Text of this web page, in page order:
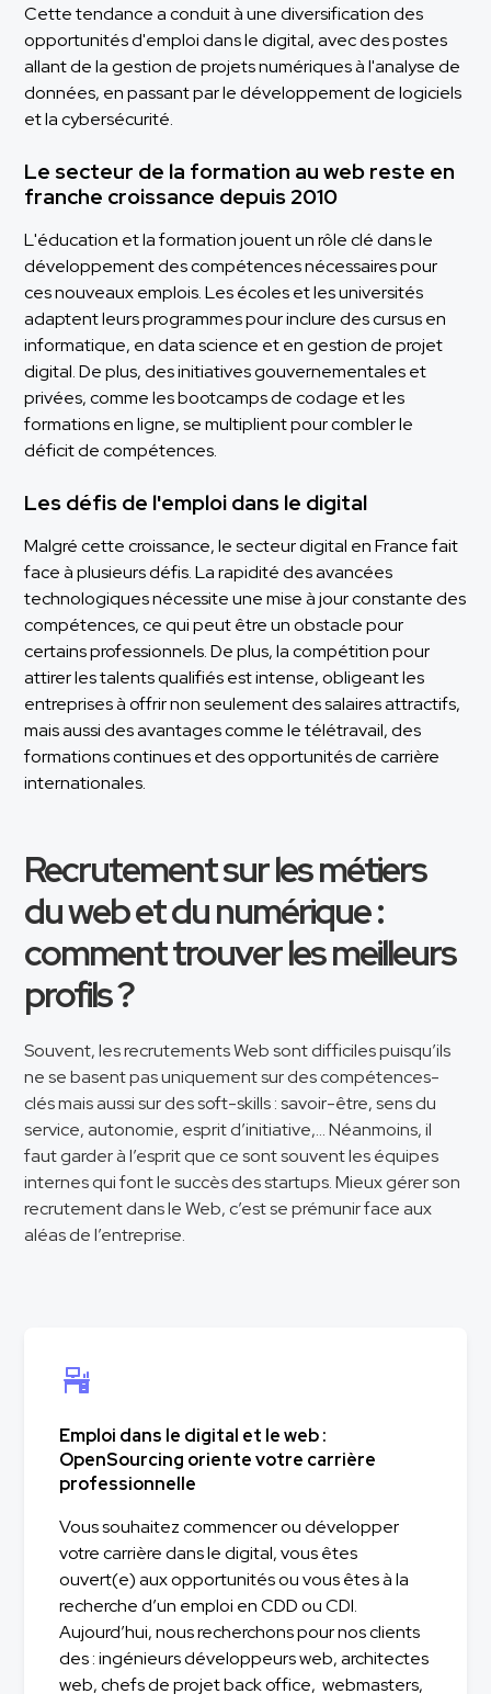
Cette tendance a conduit à une diversification des
opportunités d'emploi dans le digital, avec des postes
allant de la gestion de projets numériques à l'analyse de
données, en passant par le développement de logiciels
et la cybersécurité.
Le secteur de la formation au web reste en
franche croissance depuis 2010
L'éducation et la formation jouent un rôle clé dans le
développement des compétences nécessaires pour
ces nouveaux emplois. Les écoles et les universités
adaptent leurs programmes pour inclure des cursus en
informatique, en data science et en gestion de projet
digital. De plus, des initiatives gouvernementales et
privées, comme les bootcamps de codage et les
formations en ligne, se multiplient pour combler le
déficit de compétences.
Les défis de l'emploi dans le digital
Malgré cette croissance, le secteur digital en France fait
face à plusieurs défis. La rapidité des avancées
technologiques nécessite une mise à jour constante des
compétences, ce qui peut être un obstacle pour
certains professionnels. De plus, la compétition pour
attirer les talents qualifiés est intense, obligeant les
entreprises à offrir non seulement des salaires attractifs,
mais aussi des avantages comme le télétravail, des
formations continues et des opportunités de carrière
internationales.
Recrutement sur les métiers
du web et du numérique :
comment trouver les meilleurs
profils ?
Souvent, les recrutements Web sont difficiles puisqu’ils
ne se basent pas uniquement sur des compétences-
clés mais aussi sur des soft-skills : savoir-être, sens du
service, autonomie, esprit d’initiative,… Néanmoins, il
faut garder à l’esprit que ce sont souvent les équipes
internes qui font le succès des startups. Mieux gérer son
recrutement dans le Web, c’est se prémunir face aux
aléas de l’entreprise.
Emploi dans le digital et le web :
OpenSourcing oriente votre carrière
professionnelle
Vous souhaitez commencer ou développer
votre carrière dans le digital, vous êtes
ouvert(e) aux opportunités ou vous êtes à la
recherche d’un emploi en CDD ou CDI.
Aujourd’hui, nous recherchons pour nos clients
des : ingénieurs développeurs web, architectes
web, chefs de projet back office, webmasters,